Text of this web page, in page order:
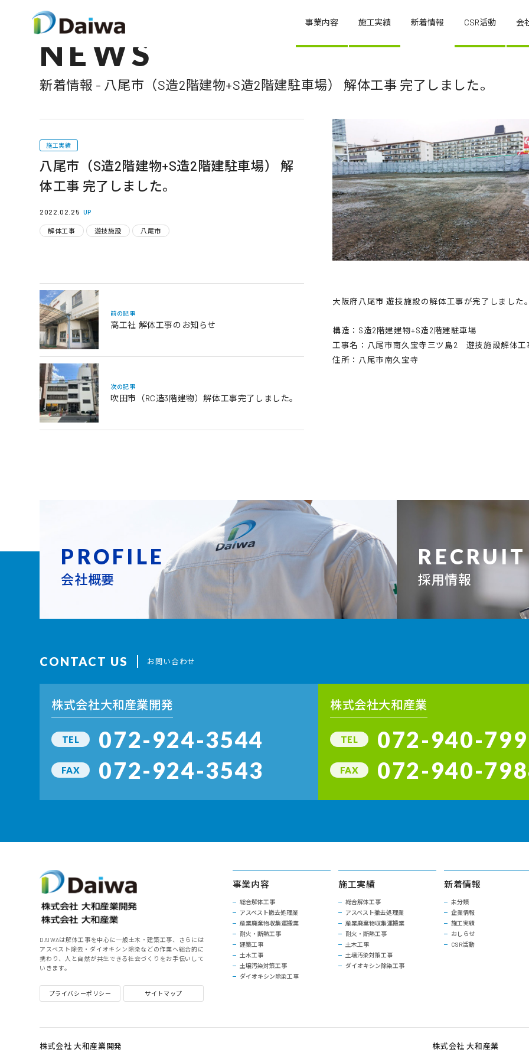
事業内容 施工実績 新着情報 CSR活動 会
NEWS
新着情報 - 八尾市（S造2階建物+S造2階建駐車場） 解体工事 完了しました。
施工実績
八尾市（S造2階建物+S造2階建駐車場） 解
体工事 完了しました。
2022.02.25 UP
解体工事 遊技施設 八尾市
前の記事
高工社 解体工事のお知らせ
次の記事
吹田市（RC造3階建物）解体工事完了しました。
大阪府八尾市 遊技施設の解体工事が完了しました
構造：S造2階建建物+S造2階建駐車場
工事名：八尾市南久宝寺三ツ島2 遊技施設解体工
住所：八尾市南久宝寺
PROFILE
会社概要
RECRUIT
採用情報
CONTACT US お問い合わせ
株式会社大和産業開発
TEL 072-924-3544
FAX 072-924-3543
株式会社大和産業
TEL 072-940-
FAX 072-940-
DAIWAは解体工事を中心に一般土木・建築工事、さらには
アスベスト除去・ダイオキシン除染などの作業へ総合的に
携わり、人と自然が共生できる社会づくりをお手伝いして
いきます。
プライバシーポリシー サイトマップ
事業内容
総合解体工事
アスベスト撤去処理業
産業廃棄物収集運搬業
耐火・断熱工事
建築工事
土木工事
土壌汚染対策工事
ダイオキシン除染工事
施工実績
総合解体工事
アスベスト撤去処理業
産業廃棄物収集運搬業
耐火・断熱工事
土木工事
土壌汚染対策工事
ダイオキシン除染工事
新着情報
未分類
企業情報
施工実績
おしらせ
CSR活動
株式会社 大和産業開発 株式会社 大和産業